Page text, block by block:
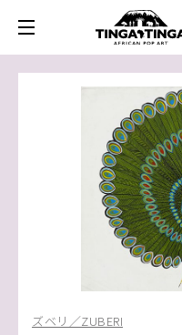
ズベリ／ZUBERI